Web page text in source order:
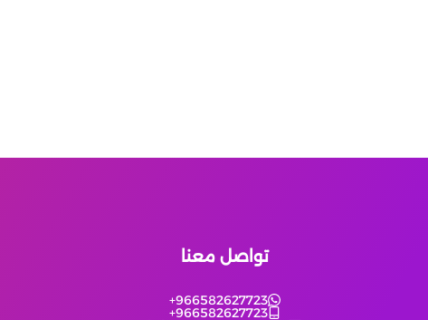
تواصل معنا
+966582627723
+966582627723